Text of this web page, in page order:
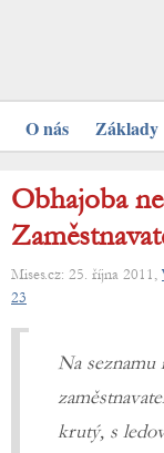
O nás Základy
Obhajoba
Mises.cz: 25. října 2011,
23
Na seznamu
krutý, s